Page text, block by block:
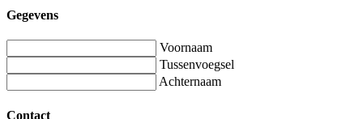
Gegevens
Voornaam
Tussenvoegsel
Achternaam
Contact